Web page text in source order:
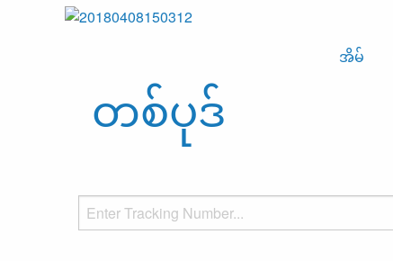
အိမ်
တစ်ပုဒ်